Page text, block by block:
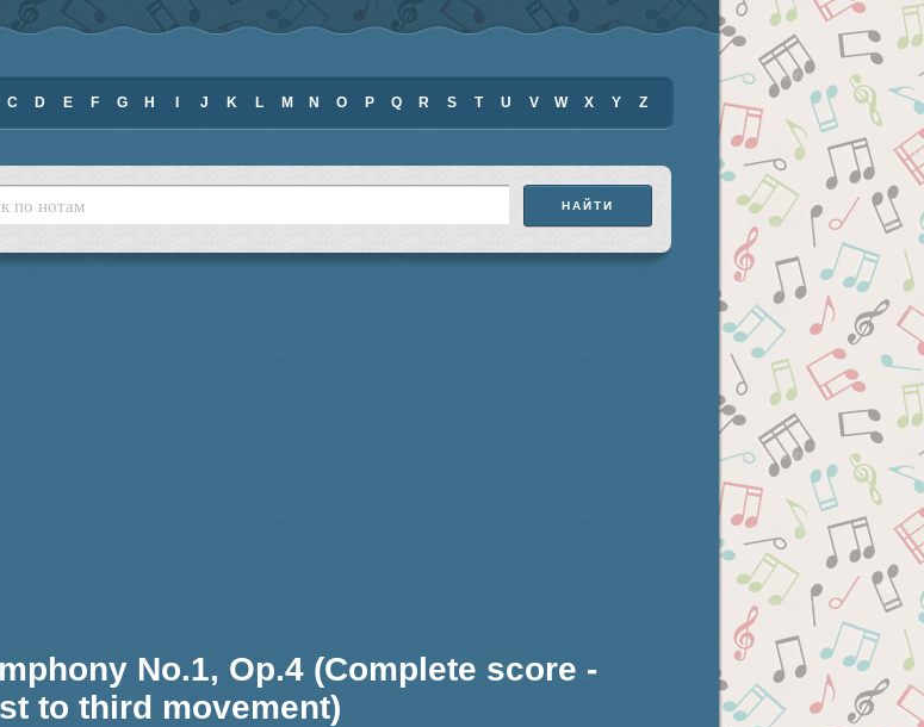
C D E F G H J K L M N O P Q R S T U V W X Y Z
No.1, Op.4 (Complete score -
to third movement)